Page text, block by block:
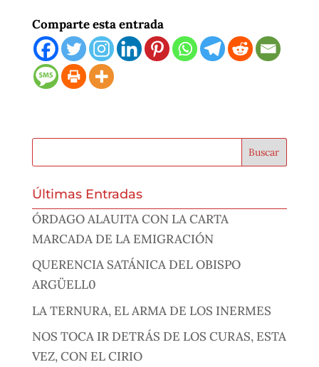
Comparte esta entrada
Últimas Entradas
ÓRDAGO ALAUITA CON LA CARTA
MARCADA DE LA EMIGRACIÓN
QUERENCIA SATÁNICA DEL OBISPO
ARGÜELL0
LA TERNURA, EL ARMA DE LOS INERMES
NOS TOCA IR DETRÁS DE LOS CURAS, ESTA
VEZ, CON EL CIRIO